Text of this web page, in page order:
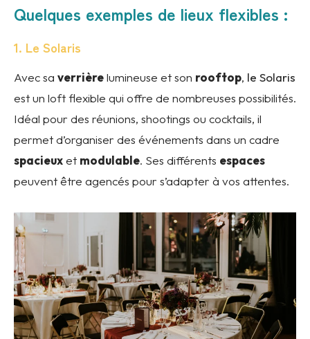
Quelques exemples de lieux flexibles :
1. Le Solaris
Avec sa verrièrelumineuse et son rooftop, le Solaris
est un loft flexible qui offre de nombreuses possibilités.
Idéal pour des réunions, shootings ou cocktails, il
permet d’organiser des événements dans un cadre
spacieuxet modulable. Ses différents espaces
peuvent être agencés pour s’adapter à vos attentes.